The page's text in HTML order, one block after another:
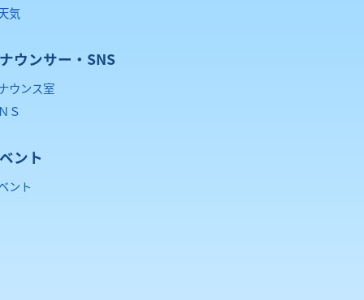
気
ウンサー・SNS
ウンス室
Ｓ
ント
ント